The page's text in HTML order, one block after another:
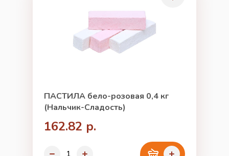
ПАСТИЛА бело-розовая 0,4 кг
(Нальчик-Сладость)
162.82 р.